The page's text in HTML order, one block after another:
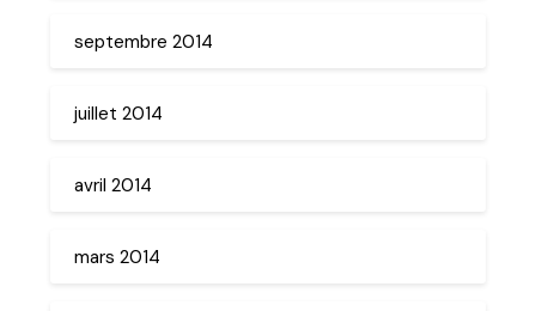
septembre 2014
juillet 2014
avril 2014
mars 2014